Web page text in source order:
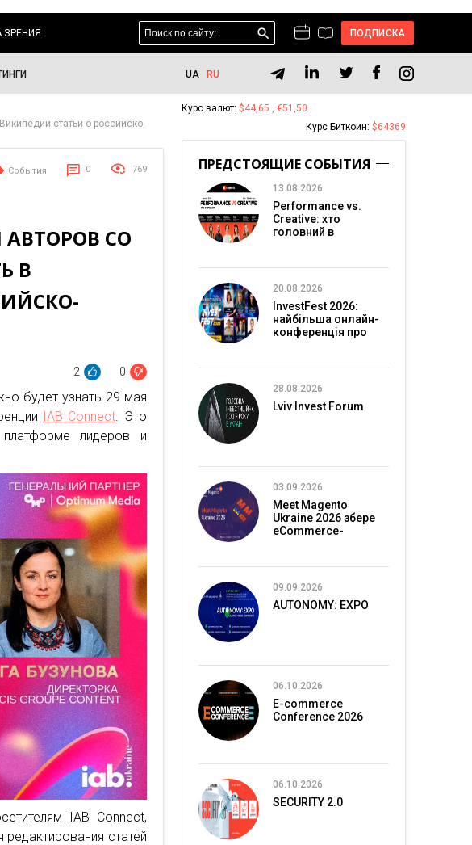
ЗРЕНИЯ ПОДПИСКА
UA RU
статьи о российско-
События 0 769
СО
В
2 0
будет узнать 29 мая
IAB Connect. Это
лидеров и
IAB Connect,
статей
Курс валют: $44,65 , €51,50
Курс Биткоин: $64369
ПРЕДСТОЯЩИЕ СОБЫТИЯ
13.08.2026
Performance vs.
Creative: хто
головний в
20.08.2026
InvestFest 2026:
найбільша онлайн-
конференція про
28.08.2026
Lviv Invest Forum
03.09.2026
Meet Magento
Ukraine 2026 збере
eCommerce-
09.09.2026
AUTONOMY: EXPO
06.10.2026
E-commerce
Conference 2026
06.10.2026
SECURITY 2.0